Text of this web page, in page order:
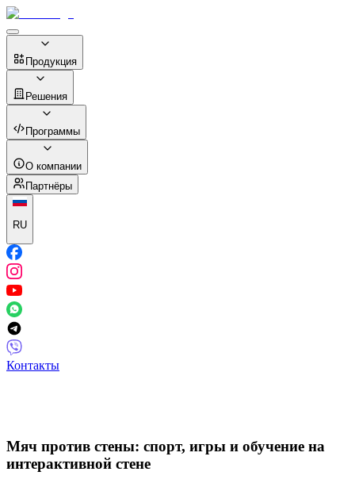
Продукция
Решения
Программы
О компании
Партнёры
RU
Контакты
Мяч против стены: спорт, игры и обучение на
интерактивной стене